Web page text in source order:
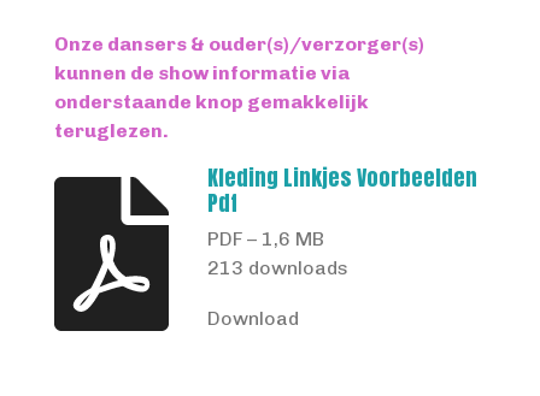
Onze dansers & ouder(s)/verzorger(s)
kunnen de show informatie via
onderstaande knop gemakkelijk
teruglezen.
Kleding Linkjes Voorbeelden
Pdf
PDF – 1,6 MB
213 downloads
Download